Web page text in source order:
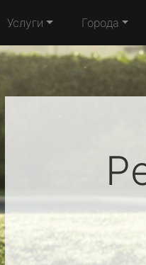
Услуги Города